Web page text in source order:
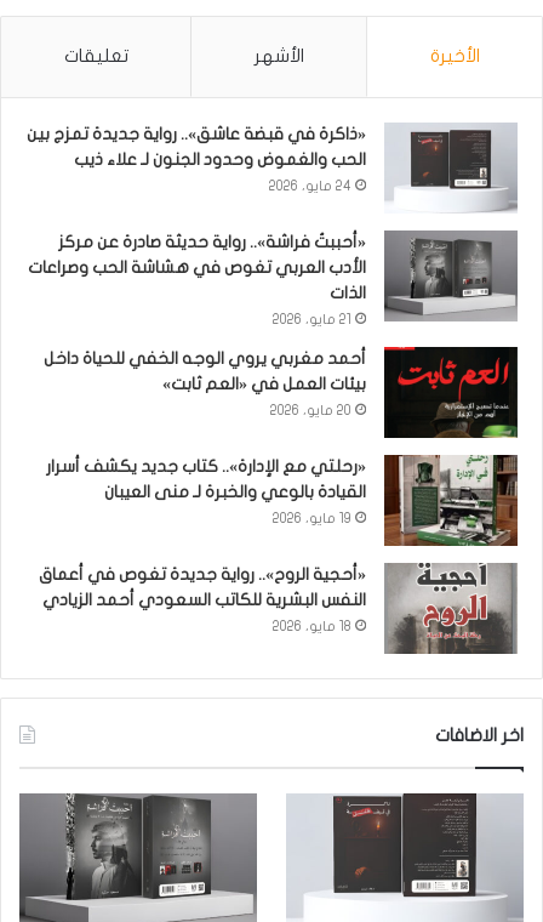
الأخيرة الأشهر تعليقات
«ذاكرة في قبضة عاشق».. رواية جديدة تمزج بين
الحب والغموض وحدود الجنون لـ علاء ذيب
24 مايو، 2026
«أحببتُ فراشة».. رواية حديثة صادرة عن مركز
الأدب العربي تغوص في هشاشة الحب وصراعات
الذات
21 مايو، 2026
أحمد مغربي يروي الوجه الخفي للحياة داخل
بيئات العمل في «العم ثابت»
20 مايو، 2026
«رحلتي مع الإدارة».. كتاب جديد يكشف أسرار
القيادة بالوعي والخبرة لـ منى العيبان
19 مايو، 2026
«أحجية الروح».. رواية جديدة تغوص في أعماق
النفس البشرية للكاتب السعودي أحمد الزيادي
18 مايو، 2026
اخر الاضافات